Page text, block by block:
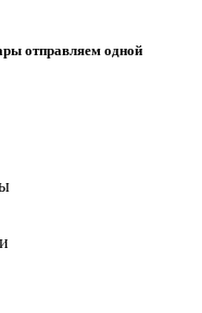
отправляем одной